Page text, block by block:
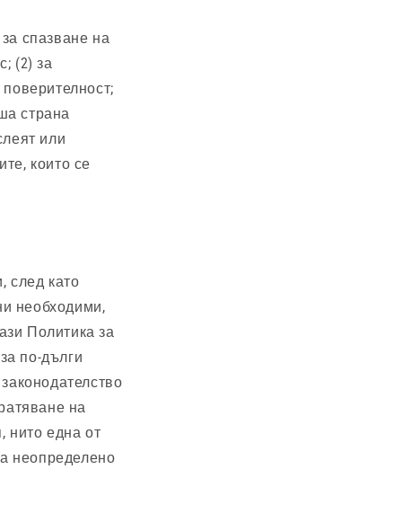
спазване на
(2) за
страна
или
които се
след като
необходими,
Политика за
по-дълги
на
една от
неопределено